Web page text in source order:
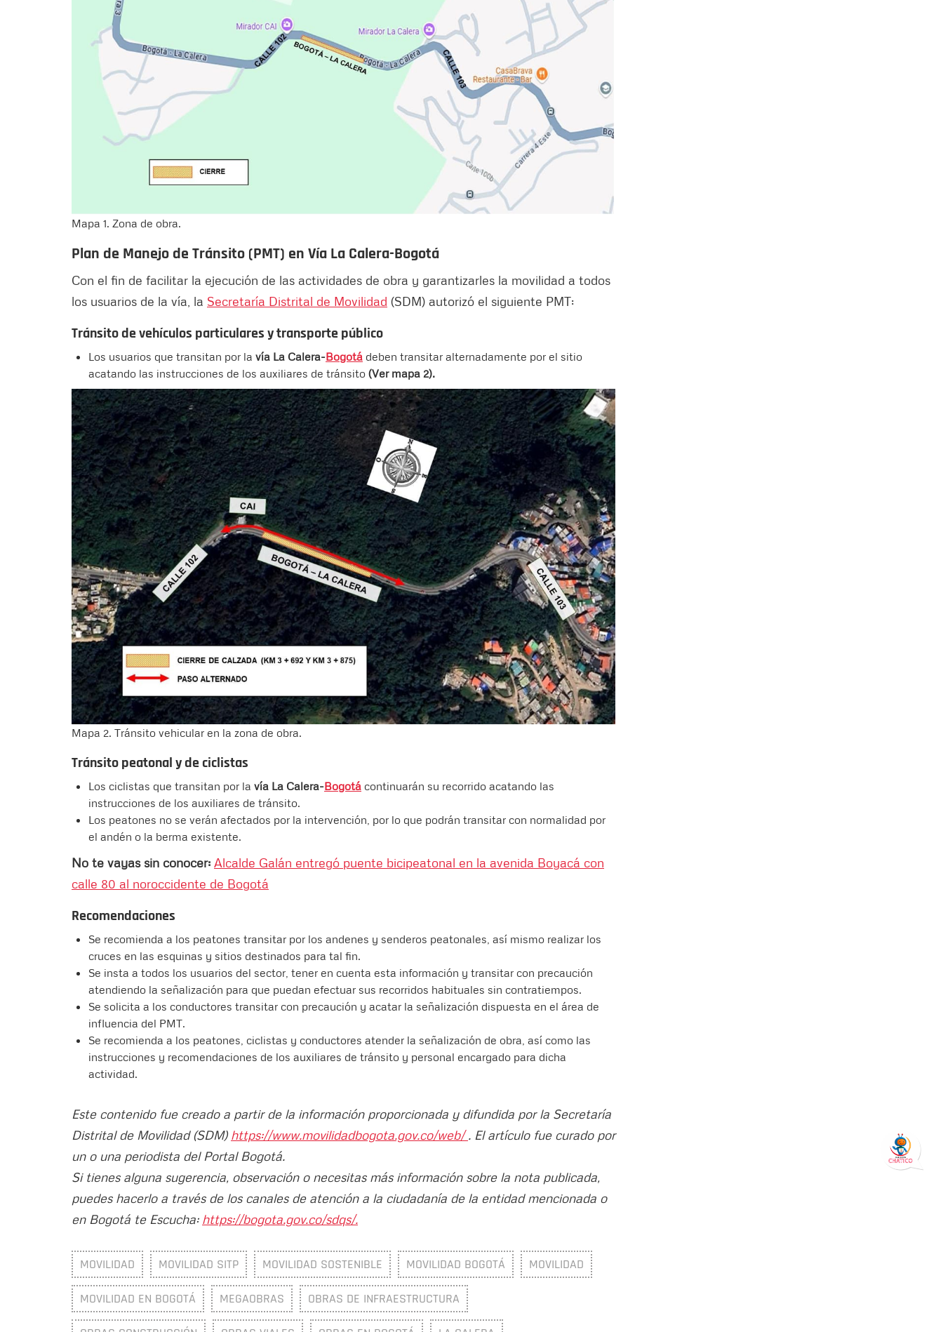
Mapa 1. Zona de obra.
Plan de Manejo de Tránsito (PMT) en Vía La Calera-Bogotá
Con el fin de facilitar la ejecución de las actividades de obra y garantizarles la movilidad a todos
los usuarios de la vía, la Secretaría Distrital de Movilidad (SDM) autorizó el siguiente PMT:
Tránsito de vehículos particulares y transporte público
Los usuarios que transitan por la vía La Calera-Bogotá deben transitar alternadamente por el sitio
acatando las instrucciones de los auxiliares de tránsito (Ver mapa 2).
Mapa 2. Tránsito vehicular en la zona de obra.
Tránsito peatonal y de ciclistas
Los ciclistas que transitan por la vía La Calera-Bogotá continuarán su recorrido acatando las
instrucciones de los auxiliares de tránsito.
Los peatones no se verán afectados por la intervención, por lo que podrán transitar con normalidad por
el andén o la berma existente.
No te vayas sin conocer: Alcalde Galán entregó puente bicipeatonal en la avenida Boyacá con
calle 80 al noroccidente de Bogotá
Recomendaciones
Se recomienda a los peatones transitar por los andenes y senderos peatonales, así mismo realizar los
cruces en las esquinas y sitios destinados para tal fin.
Se insta a todos los usuarios del sector, tener en cuenta esta información y transitar con precaución
atendiendo la señalización para que puedan efectuar sus recorridos habituales sin contratiempos.
Se solicita a los conductores transitar con precaución y acatar la señalización dispuesta en el área de
influencia del PMT.
Se recomienda a los peatones, ciclistas y conductores atender la señalización de obra, así como las
instrucciones y recomendaciones de los auxiliares de tránsito y personal encargado para dicha
actividad.
Este contenido fue creado a partir de la información proporcionada y difundida por la Secretaría
Distrital de Movilidad (SDM) https://www.movilidadbogota.gov.co/web/. El artículo fue curado por
un o una periodista del Portal Bogotá.
Si tienes alguna sugerencia, observación o necesitas más información sobre la nota publicada,
puedes hacerlo a través de los canales de atención a la ciudadanía de la entidad mencionada o
en Bogotá te Escucha: https://bogota.gov.co/sdqs/.
MOVILIDAD MOVILIDAD SITP MOVILIDAD SOSTENIBLE MOVILIDAD BOGOTÁ MOVILIDAD
MOVILIDAD EN BOGOTÁ MEGAOBRAS OBRAS DE INFRAESTRUCTURA